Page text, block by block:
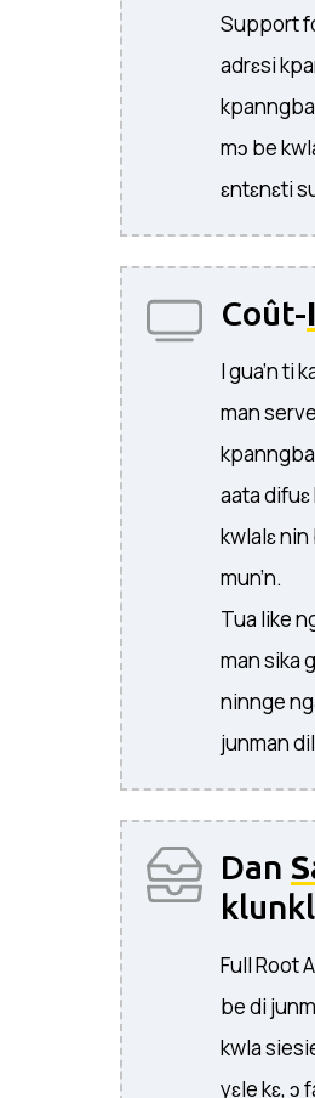
Support
adrɛsi
mɔ be
ɛntɛnɛti
Coût-
I gua’n ti
man
aata
kwlalɛ nin
mun’n.
Tua like
man sika
ninnge
junman
Dan
Full Root
be di
kwla
yɛle kɛ, ɔ